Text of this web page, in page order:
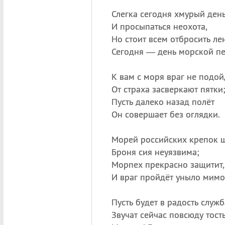
Слегка сегодня хмурый
И просыпаться неохота,
Но стоит всем отбросить
Сегодня — день морской
К вам с моря враг не
От страха засверкают пятки;
Пусть далеко назад полёт
Он совершает без оглядки.
Морей российских крепок
Броня сия неуязвима;
Морпех прекрасно защитит,
И враг пройдёт уныло
Пусть будет в радость
Звучат сейчас повсюду